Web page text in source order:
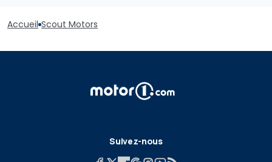
Accueil Scout Motors
Suivez-nous